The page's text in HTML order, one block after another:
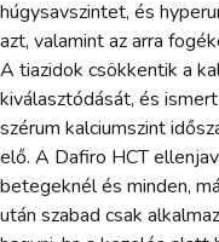
húgysavszintet, és
azt, valamint az arra
A tiazidok csökkentik a
kiválasztódását, és
szérum kalciumszint
elő. A Dafiro HCT
betegeknél és minden,
után szabad csak